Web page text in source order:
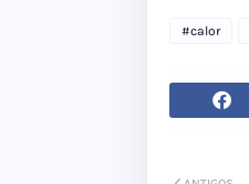
#calor